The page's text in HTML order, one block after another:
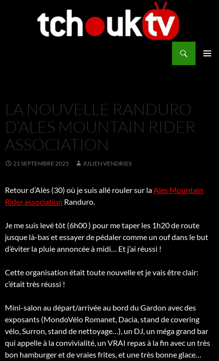
LA NOUVELLE RANDURO
D’ALES MOUNTAIN RIDER
ASSOCIATION
21 SEPTEMBRE 2025 JULIEN VENDRIES
Retour d’Alès (30) où je suis allé rouler sur laAles Mountain
Rider association Randuro.
Je me suis levé tôt (6h00 ) pour me taper les 1h20 de route
jusque là-bas et essayer de pédaler comme un ouf dans le but
d’éviter la pluie annoncée à midi… Et j’ai réussi !
Cette organisation était toute nouvelle et je vais être clair:
c’était très réussi !
Mini-salon au départ/arrivée au bord du Gardon avec des
exposants (MondoVélo Romanet, Dacia, stand de covering
vélo, Surron, stand de nettoyage…), un DJ, un méga grand bar
qui appelle à la convivialité, un VRAI repas à la fin avec un très
bon hamburger et de vraies frites, et une très bonne glace…